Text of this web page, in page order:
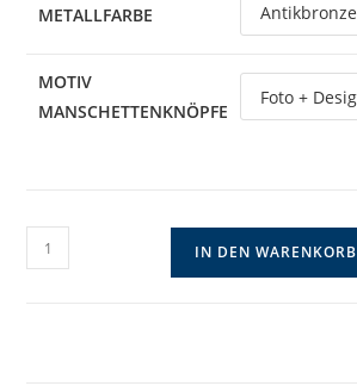
METALLFARBE
MOTIV
MANSCHETTENKNÖPFE
Memorial
Manschettenknöpfe
IN DEN WARENKORB